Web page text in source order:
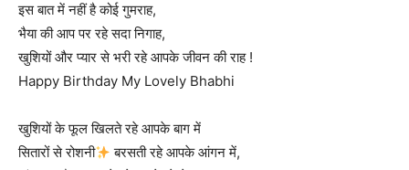
इस बात में नहीं है कोई गुमराह,
भैया की आप पर रहे सदा निगाह,
खुशियों और प्यार से भरी रहे आपके जीवन की राह !
Happy Birthday My Lovely Bhabhi
खुशियों के फूल खिलते रहे आपके बाग में
सितारों से रोशनी
बरसती रहे आपके आंगन में,